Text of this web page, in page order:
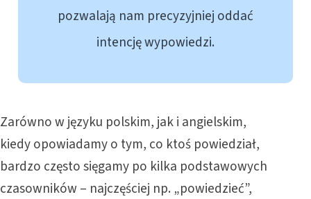
pozwalają nam precyzyjniej oddać
intencję wypowiedzi.
Zarówno w języku polskim, jak i angielskim,
kiedy opowiadamy o tym, co ktoś powiedział,
bardzo często sięgamy po kilka podstawowych
czasowników – najczęściej np. „powiedzieć”,